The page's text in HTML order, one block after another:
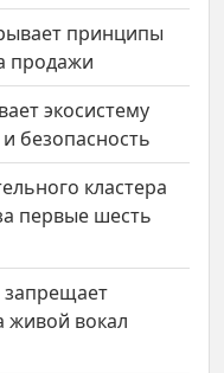
принципы
продажи
экосистему
безопасность
кластера
первые шесть
запрещает
живой вокал